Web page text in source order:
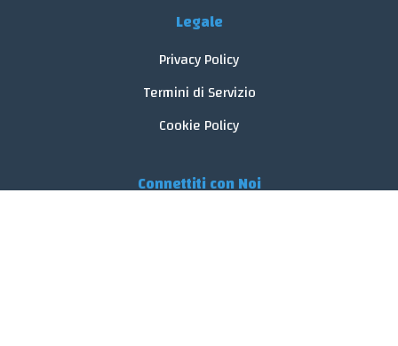
Legale
Privacy Policy
Termini di Servizio
Cookie Policy
Connettiti con Noi